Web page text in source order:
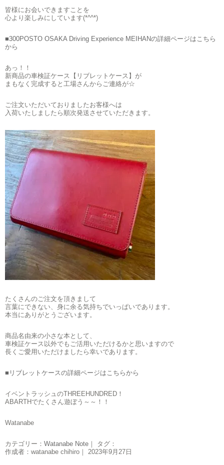
皆様にお会いできますことを
心より楽しみにしています(*^^*)
■300POSTO OSAKA Driving Experience MEIHANの詳細ページはこちら
から
あっ！！
新商品の車検証ケース【リブレットケース】が
まもなく完成すると工場さんからご連絡が☆
ご注文いただいておりましたお客様へは
入荷いたしましたら順次発送させていただきます。
たくさんのご注文を頂きまして
言葉にできない、身に余る気持ちでいっぱいであります。
本当にありがとうございます。
商品名由来の小さな本として、
車検証ケース以外でもご活用いただけるかと思いますので
長くご愛用いただけましたら幸いであります。
■リブレットケースの詳細ページはこちらから
イベントラッシュのTHREEHUNDRED！
ABARTHでたくさん遊ぼう～～！！
Watanabe
カテゴリー： Watanabe Note ｜ タグ：
作成者：watanabe chihiro｜ 2023年9月27日